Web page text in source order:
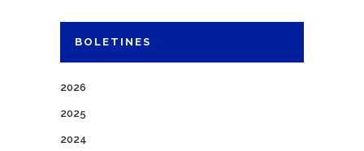
BOLETINES
2026
2025
2024